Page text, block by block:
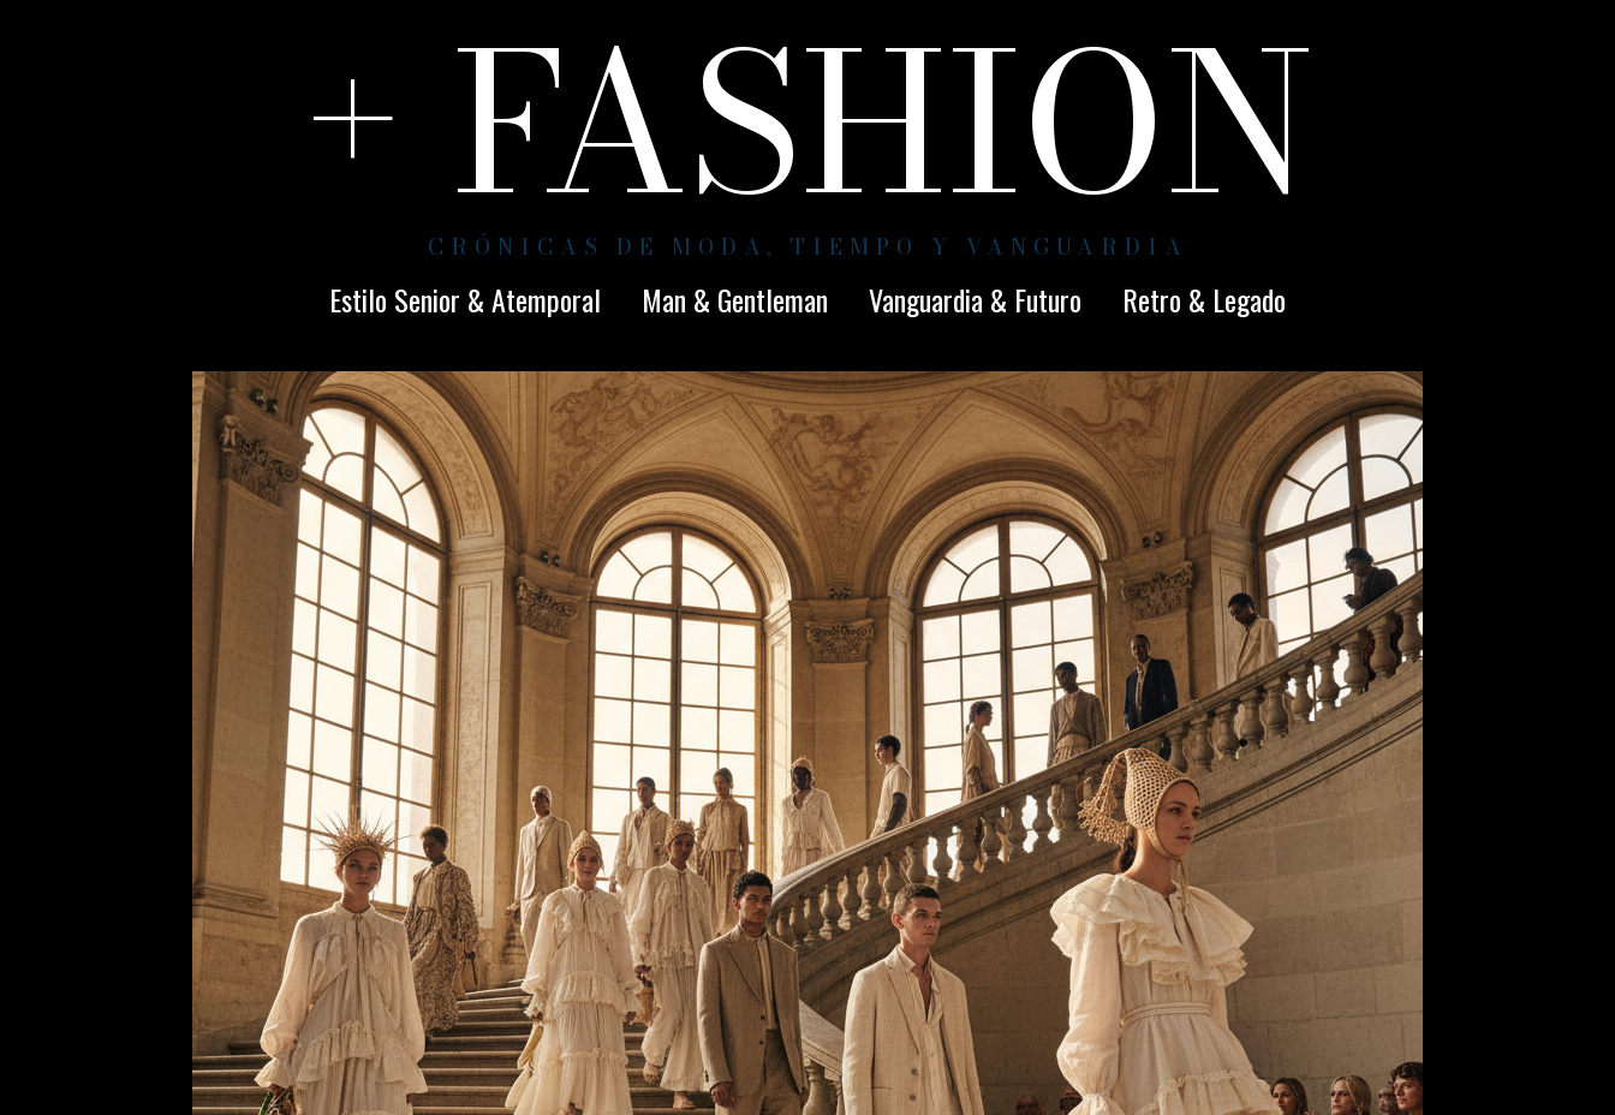
+ FASHION
CRÓNICAS DE MODA, TIEMPO Y VANGUARDIA
Estilo Senior & Atemporal Man & Gentleman Vanguardia & Futuro Retro & Legado